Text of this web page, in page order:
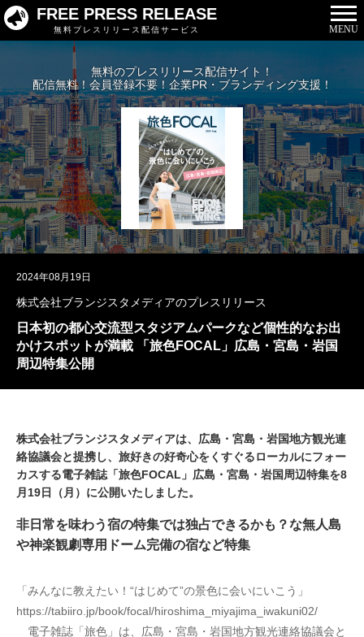
FREE PRESS RELEASE
無料プレスリリース配信サービス MENU
無料のプレスリリース配信サイト！
配信無料！会員登録不要！企業PR・ブランディング支援！
2024年08月19日
株式会社ブランジスタメディアのプレスリリース
日本初の都心交流型スタジアムパークなど個性的なお出
かけスポットが満載 「旅色FOCAL」広島・宮島・岩国
周辺特集公開
株式会社ブランジスタメディアは、広島・宮島・岩国地方観光連
絡協議会と提携し、旅好きの好奇心をくすぐるローカルにフォー
カスする電子雑誌「旅色FOCAL」広島・宮島・岩国周辺特集を8
月19日（月）に公開いたしました。
非日常を味わう宿の特集では独占できるかも？な無人島
や神楽観劇専用ドーム完備の宿など特集
「みんなに教えたい！“はじめて”の景色に会いにいこう」
https://tabiiro.jp/book/focal/hiroshima_miyajima_iwakuni02/
電子雑誌「旅色」は、広島・宮島・岩国地方観光連絡協議会と